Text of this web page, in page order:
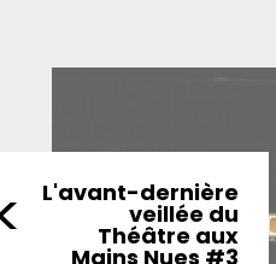
L'avant-dernière
veillée du
Théâtre aux
Mains Nues #3